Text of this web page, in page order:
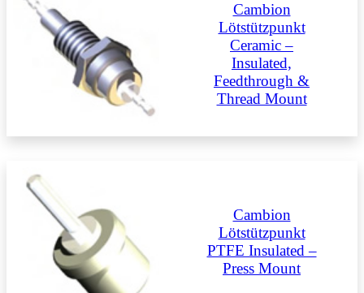
Cambion
Lötstützpunkt
Ceramic –
Insulated,
Feedthrough &
Thread Mount
Cambion
Lötstützpunkt
PTFE Insulated –
Press Mount